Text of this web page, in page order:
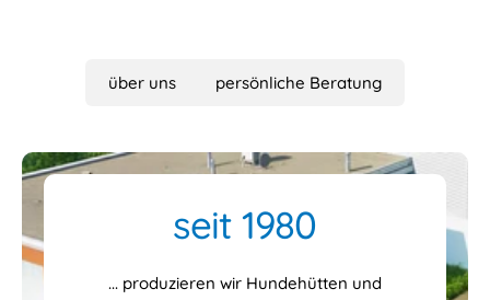
über uns persönliche Beratung
seit 1980
... produzieren wir Hundehütten und